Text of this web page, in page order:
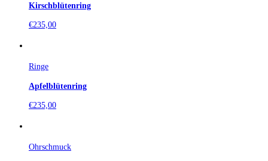
Kirschblütenring
€235,00
Ringe
Apfelblütenring
€235,00
Ohrschmuck